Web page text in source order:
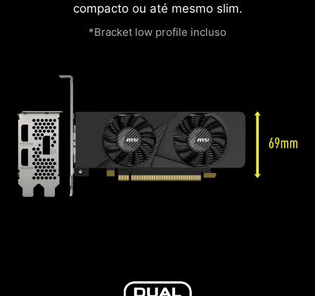
compacto ou até mesmo slim.
*Bracket low profile incluso